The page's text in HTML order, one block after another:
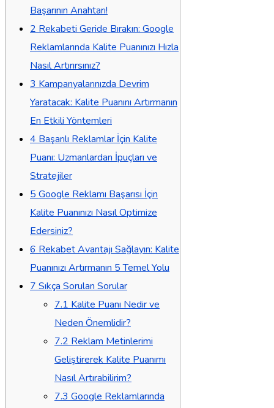
Başarının Anahtarı!
2 Rekabeti Geride Bırakın: Google
Reklamlarında Kalite Puanınızı Hızla
Nasıl Artırırsınız?
3 Kampanyalarınızda Devrim
Yaratacak: Kalite Puanını Artırmanın
En Etkili Yöntemleri
4 Başarılı Reklamlar İçin Kalite
Puanı: Uzmanlardan İpuçları ve
Stratejiler
5 Google Reklamı Başarısı İçin
Kalite Puanınızı Nasıl Optimize
Edersiniz?
6 Rekabet Avantajı Sağlayın: Kalite
Puanınızı Artırmanın 5 Temel Yolu
7 Sıkça Sorulan Sorular
7.1 Kalite Puanı Nedir ve
Neden Önemlidir?
7.2 Reklam Metinlerimi
Geliştirerek Kalite Puanımı
Nasıl Artırabilirim?
7.3 Google Reklamlarında